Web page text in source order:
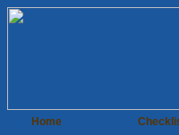
Home